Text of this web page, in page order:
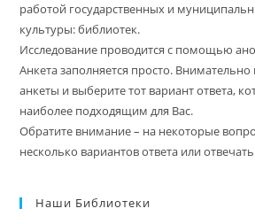
работой государственных и
культуры: библиотек.
Исследование проводится с помощью
Анкета заполняется просто.
анкеты и выберите тот вариант ответа,
наиболее подходящим для Вас.
Обратите внимание – на некоторые
несколько вариантов ответа или
Наши Библиотеки